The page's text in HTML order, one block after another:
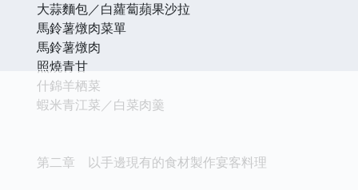
大蒜麵包／白蘿蔔蘋果沙拉
馬鈴薯燉肉菜單
馬鈴薯燉肉
照燒青甘
什錦羊栖菜
蝦米青江菜／白菜肉羹
第二章 以手邊現有的食材製作宴客料理